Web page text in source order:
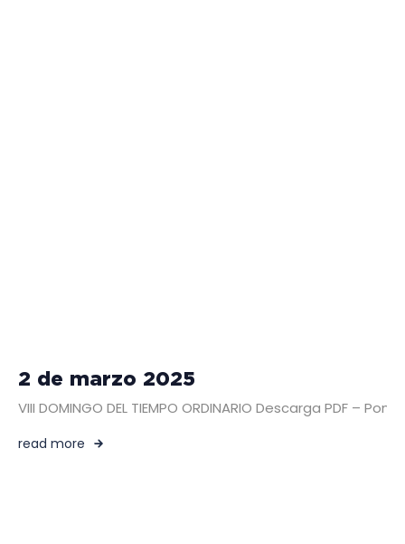
2 de marzo 2025
VIII DOMINGO DEL TIEMPO ORDINARIO Descarga PDF –
read more